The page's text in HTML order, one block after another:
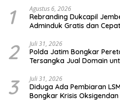
1 Agustus 6, 2026
Rebranding Dukcapil
Adminduk Gratis dan
2 Juli 31, 2026
Polda Jatim Bongkar
Tersangka Jual Domain
3 Juli 31, 2026
Diduga Ada Pembiaran
Bongkar Krisis